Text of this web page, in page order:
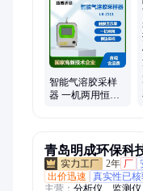
仪、红外测温仪、非
智能气溶胶采样
器 一机两用恒流
青岛明成环保科
2年 厂
出价迅速
真实性已
主营： 分析仪、监测仪